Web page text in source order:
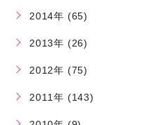
2014年 (65)
2013年 (26)
2012年 (75)
2011年 (143)